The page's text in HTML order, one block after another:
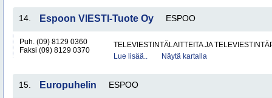
14. Espoon VIESTI-Tuote Oy ESPOO
Puh. (09) 8129 0360
Faksi (09) 8129 0370
TELEVIESTINTÄLAITTEITA JA
Lue lisää..
Näytä kartalla
15. Europuhelin ESPOO